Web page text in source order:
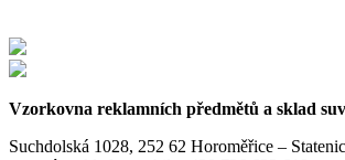
Vzorkovna reklamních předmětů a sklad
Suchdolská 1028, 252 62 Horoměřice –